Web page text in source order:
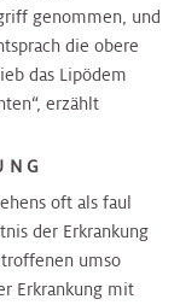
genommen, und
die obere
das Lipödem
erzählt
oft als faul
der Erkrankung
umso
Erkrankung mit